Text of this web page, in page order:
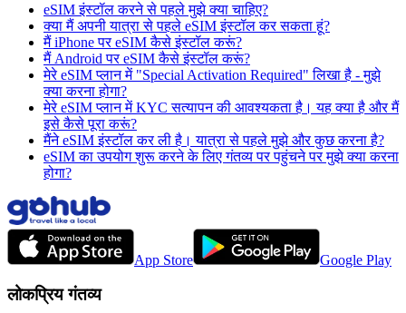
eSIM इंस्टॉल करने से पहले मुझे क्या चाहिए?
क्या मैं अपनी यात्रा से पहले eSIM इंस्टॉल कर सकता हूं?
मैं iPhone पर eSIM कैसे इंस्टॉल करूं?
मैं Android पर eSIM कैसे इंस्टॉल करूं?
मेरे eSIM प्लान में "Special Activation Required" लिखा है - मुझे
क्या करना होगा?
मेरे eSIM प्लान में KYC सत्यापन की आवश्यकता है। यह क्या है और मैं
इसे कैसे पूरा करूं?
मैंने eSIM इंस्टॉल कर ली है। यात्रा से पहले मुझे और कुछ करना है?
eSIM का उपयोग शुरू करने के लिए गंतव्य पर पहुंचने पर मुझे क्या करना
होगा?
App Store Google Play
लोकप्रिय गंतव्य